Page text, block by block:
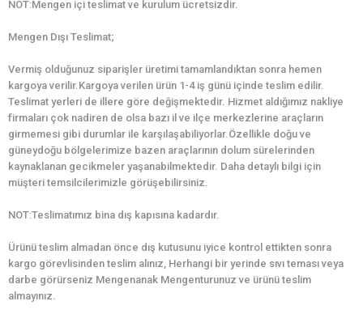
NOT:Mengen içi teslimat ve kurulum ücretsizdir.
Mengen Dışı Teslimat;
Vermiş olduğunuz siparişler üretimi tamamlandıktan sonra hemen
kargoya verilir.Kargoya verilen ürün 1-4 iş günü içinde teslim edilir.
Teslimat yerleri de illere göre değişmektedir. Hizmet aldığımız nakliye
firmaları çok nadiren de olsa bazı il ve ilçe merkezlerine araçların
girmemesi gibi durumlar ile karşılaşabiliyorlar.Özellikle doğu ve
güneydoğu bölgelerimize bazen araçlarının dolum sürelerinden
kaynaklanan gecikmeler yaşanabilmektedir. Daha detaylı bilgi için
müşteri temsilcilerimizle görüşebilirsiniz.
NOT:Teslimatımız bina dış kapısına kadardır.
Ürünü teslim almadan önce dış kutusunu iyice kontrol ettikten sonra
kargo görevlisinden teslim alınız, Herhangi bir yerinde sıvı teması veya
darbe görürseniz Mengenanak Mengenturunuz ve ürünü teslim
almayınız.